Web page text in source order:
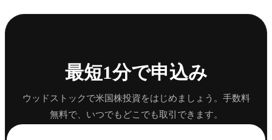
最短1分で申込み
ウッドストックで米国株投資をはじめましょう。手数料
無料で、いつでもどこでも取引できます。